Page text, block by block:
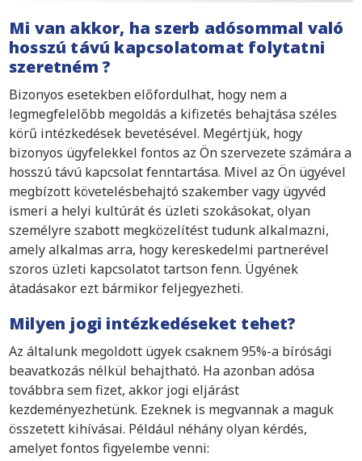
Mi van akkor, ha szerb adósommal való
hosszú távú kapcsolatomat folytatni
szeretném ?
Bizonyos esetekben előfordulhat, hogy nem a
legmegfelelőbb megoldás a kifizetés behajtása széles
körű intézkedések bevetésével. Megértjük, hogy
bizonyos ügyfelekkel fontos az Ön szervezete számára a
hosszú távú kapcsolat fenntartása. Mivel az Ön ügyével
megbízott követelésbehajtó szakember vagy ügyvéd
ismeri a helyi kultúrát és üzleti szokásokat, olyan
személyre szabott megközelítést tudunk alkalmazni,
amely alkalmas arra, hogy kereskedelmi partnerével
szoros üzleti kapcsolatot tartson fenn. Ügyének
átadásakor ezt bármikor feljegyezheti.
Milyen jogi intézkedéseket tehet?
Az általunk megoldott ügyek csaknem 95%-a bírósági
beavatkozás nélkül behajtható. Ha azonban adósa
továbbra sem fizet, akkor jogi eljárást
kezdeményezhetünk. Ezeknek is megvannak a maguk
összetett kihívásai. Például néhány olyan kérdés,
amelyet fontos figyelembe venni: